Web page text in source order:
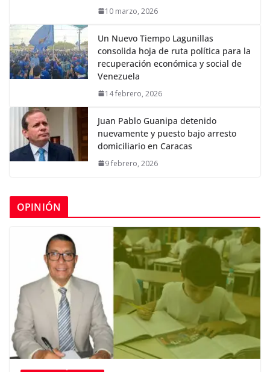
10 marzo, 2026
Un Nuevo Tiempo Lagunillas
consolida hoja de ruta política para la
recuperación económica y social de
Venezuela
14 febrero, 2026
Juan Pablo Guanipa detenido
nuevamente y puesto bajo arresto
domiciliario en Caracas
9 febrero, 2026
OPINIÓN